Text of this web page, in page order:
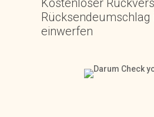
einwerfen